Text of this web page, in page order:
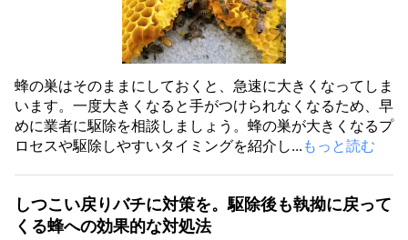
蜂の巣はそのままにしておくと、急速に大きくなってしま
います。一度大きくなると手がつけられなくなるため、早
めに業者に駆除を相談しましょう。蜂の巣が大きくなるプ
ロセスや駆除しやすいタイミングを紹介し... もっと読む
しつこい戻りバチに対策を。駆除後も執拗に戻って
くる蜂への効果的な対処法